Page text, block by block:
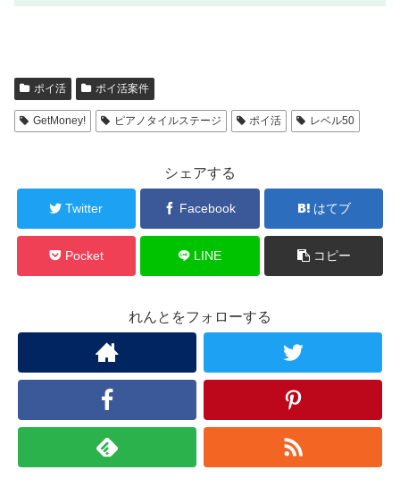
ポイ活 ポイ活案件
GetMoney! ピアノタイルステージ ポイ活 レベル50
シェアする
Twitter Facebook はてブ
Pocket LINE コピー
れんとをフォローする